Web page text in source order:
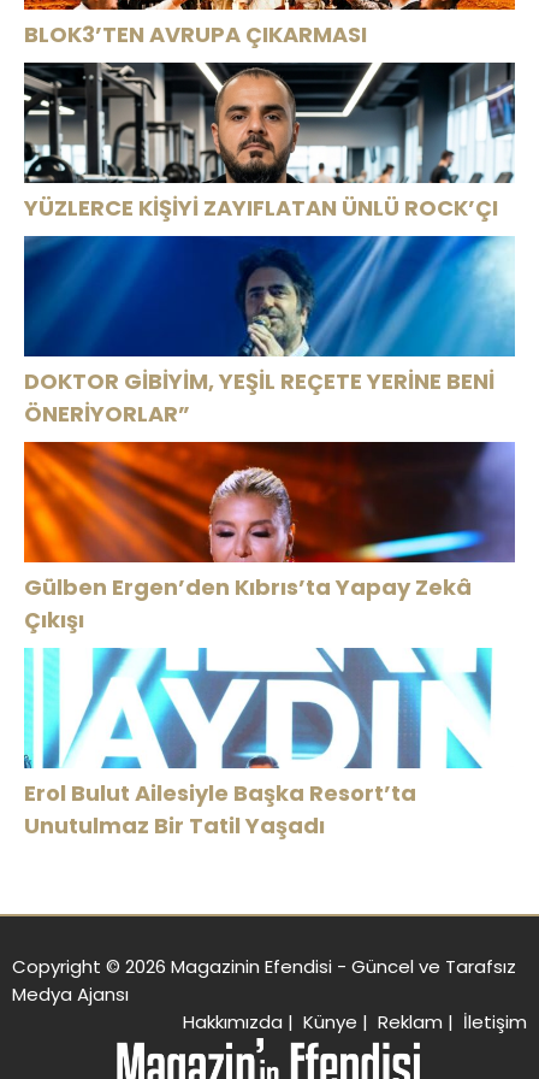
YÜZLERCE KİŞİYİ ZAYIFLATAN ÜNLÜ ROCK’ÇI
DOKTOR GİBİYİM, YEŞİL REÇETE YERİNE BENİ
ÖNERİYORLAR”
Gülben Ergen’den Kıbrıs’ta Yapay Zekâ
Çıkışı
Erol Bulut Ailesiyle Başka Resort’ta
Unutulmaz Bir Tatil Yaşadı
Copyright © 2026 Magazinin Efendisi - Güncel ve Tarafsız
Medya Ajansı
Hakkımızda | Künye | Reklam | İletişim